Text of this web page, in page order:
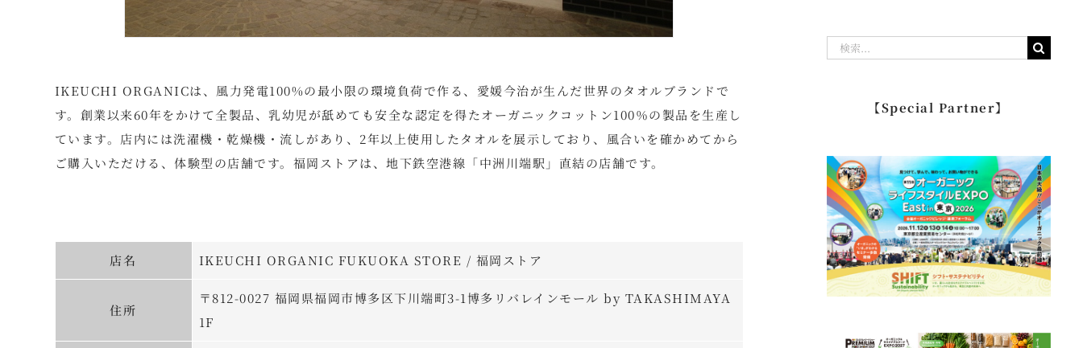
IKEUCHI ORGANICは、風力発電100%の最小限の環境負荷で作る、愛媛今治が生んだ世界のタオルブランドで
す。創業以来60年をかけて全製品、乳幼児が舐めても安全な認定を得たオーガニックコットン100％の製品を生産し
ています。店内には洗濯機・乾燥機・流しがあり、2年以上使用したタオルを展示しており、風合いを確かめてから
ご購入いただける、体験型の店舗です。福岡ストアは、地下鉄空港線「中洲川端駅」直結の店舗です。
店名 IKEUCHI ORGANIC FUKUOKA STORE / 福岡ストア
住所
〒812-0027 福岡県福岡市博多区下川端町3-1博多リバレインモール by TAKASHIMAYA
1F
【Special Partner】